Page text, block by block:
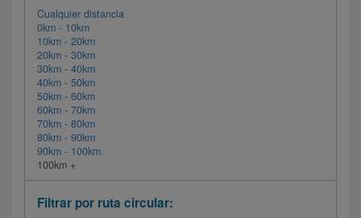
Cualquier distancia
0km - 10km
10km - 20km
20km - 30km
30km - 40km
40km - 50km
50km - 60km
60km - 70km
70km - 80km
80km - 90km
90km - 100km
100km +
Filtrar por ruta circular: